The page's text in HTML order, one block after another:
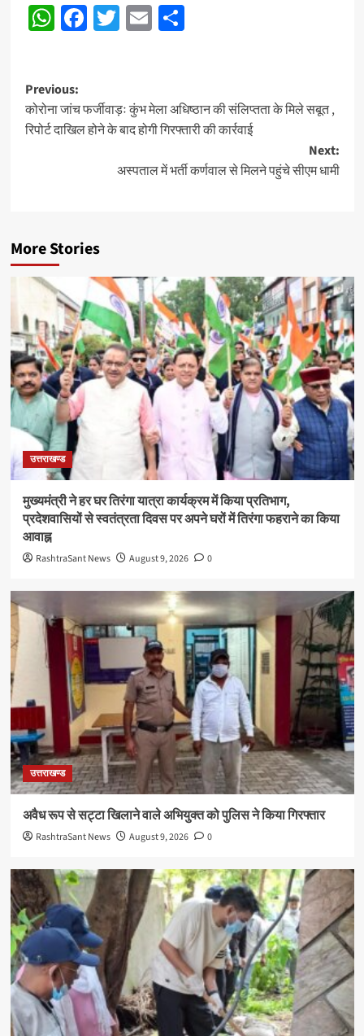
WhatsApp
Facebook
Twitter
EmailShare
Post
navigation
Previous:
कोरोना जांच फर्जीवाड़ः कुंभ मेला अधिष्ठान की संलिप्तता के मिले सबूत ,
रिपोर्ट दाखिल होने के बाद होगी गिरफ्तारी की कार्रवाई
Next:
अस्पताल में भर्ती कर्णवाल से मिलने पहुंचे सीएम धामी
More Stories
उत्तराखण्ड
मुख्यमंत्री ने हर घर तिरंगा यात्रा कार्यक्रम में किया प्रतिभाग,
प्रदेशवासियों से स्वतंत्रता दिवस पर अपने घरों में तिरंगा फहराने का किया
आवाह्न
RashtraSant News August 9, 2026 0
उत्तराखण्ड
अवैध रूप से सट्टा खिलाने वाले अभियुक्त को पुलिस ने किया गिरफ्तार
RashtraSant News August 9, 2026 0